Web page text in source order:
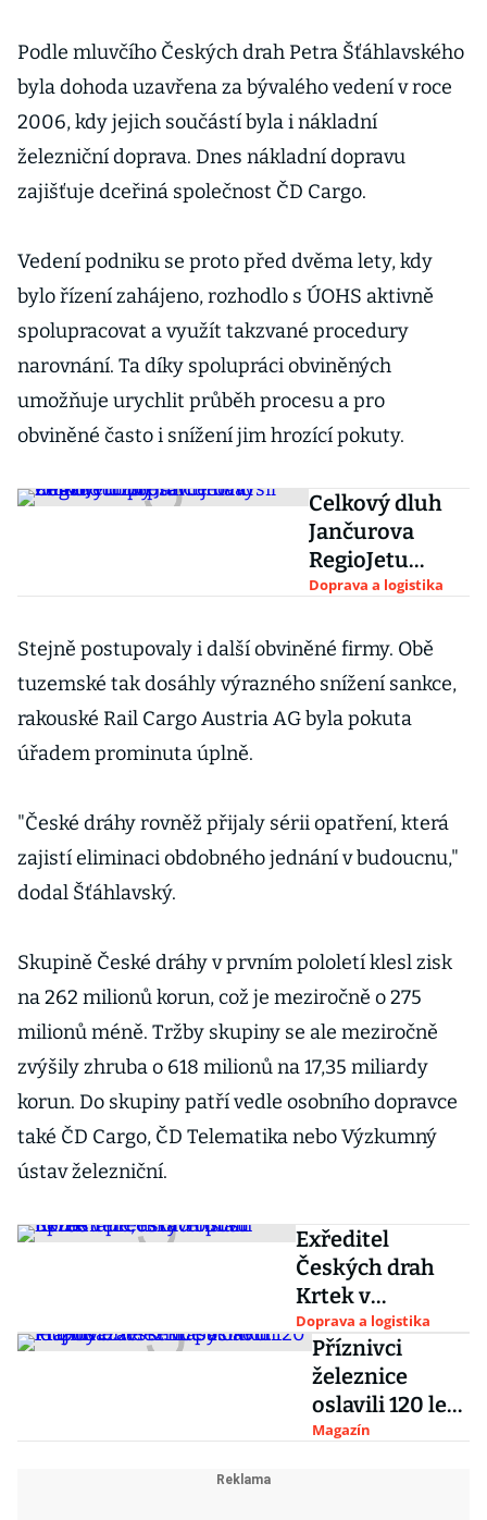
Podle mluvčího Českých drah Petra Šťáhlavského
byla dohoda uzavřena za bývalého vedení v roce
2006, kdy jejich součástí byla i nákladní
železniční doprava. Dnes nákladní dopravu
zajišťuje dceřiná společnost ČD Cargo.
Vedení podniku se proto před dvěma lety, kdy
bylo řízení zahájeno, rozhodlo s ÚOHS aktivně
spolupracovat a využít takzvané procedury
narovnání. Ta díky spolupráci obviněných
umožňuje urychlit průběh procesu a pro
obviněné často i snížení jim hrozící pokuty.
Celkový dluh
Jančurova
RegioJetu
přesáhl jednu
Dopravce
navýšil ztrátu i
Doprava a logistika
Stejně postupovaly i další obviněné firmy. Obě
tuzemské tak dosáhly výrazného snížení sankce,
rakouské Rail Cargo Austria AG byla pokuta
úřadem prominuta úplně.
"České dráhy rovněž přijaly sérii opatření, která
zajistí eliminaci obdobného jednání v budoucnu,"
dodal Šťáhlavský.
Skupině České dráhy v prvním pololetí klesl zisk
na 262 milionů korun, což je meziročně o 275
milionů méně. Tržby skupiny se ale meziročně
zvýšily zhruba o 618 milionů na 17,35 miliardy
korun. Do skupiny patří vedle osobního dopravce
také ČD Cargo, ČD Telematika nebo Výzkumný
ústav železniční.
Exředitel
Českých drah
Krtek v
představenstvu
nezůstane,
firmu opustí
úplně
Doprava a logistika
Příznivci
železnice
oslavili 120 let
Posázavského
Magazín